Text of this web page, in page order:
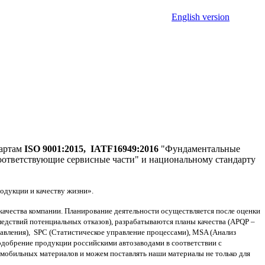
English version
ISO 9001:2015, IATF16949:2016 "Фундаментальные
сервисные части" и национальному стандарту
и качеству жизни».
компании. Планирование деятельности осуществляется после оценки
потенциальных отказов), разрабатываются планы качества (APQP –
SPС (Статистическое управление процессами), MSA (Анализ
продукции российскими автозаводами в соответствии с
материалов и можем поставлять наши материалы не только для